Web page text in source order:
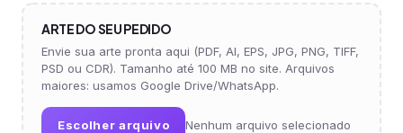
ARTE DO SEU PEDIDO
Envie sua arte pronta aqui (PDF, AI, EPS, JPG, PNG, TIFF,
PSD ou CDR). Tamanho até 100 MB no site. Arquivos
maiores: usamos Google Drive/WhatsApp.
Escolher arquivo Nenhum arquivo selecionado